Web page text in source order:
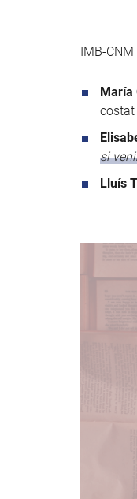
IMB-
María
costat
si
Lluís